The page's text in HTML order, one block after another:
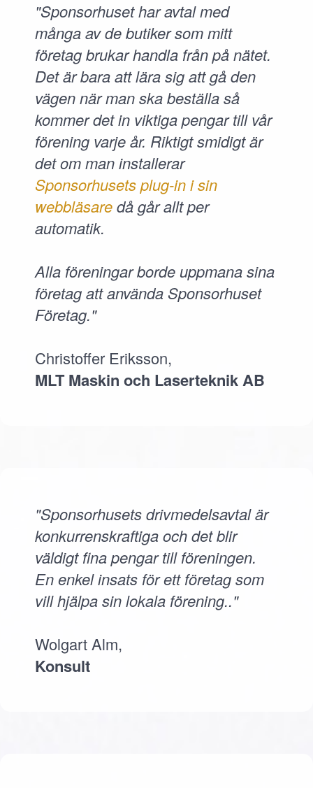
"Sponsorhuset har avtal med
många av de butiker som mitt
företag brukar handla från på nätet.
Det är bara att lära sig att gå den
vägen när man ska beställa så
kommer det in viktiga pengar till vår
förening varje år. Riktigt smidigt är
det om man installerar
Sponsorhusets plug-in i sin
webbläsaredå går allt per
automatik.
Alla föreningar borde uppmana sina
företag att använda Sponsorhuset
Företag."
Christoffer Eriksson,
MLT Maskin och Laserteknik AB
"Sponsorhusets drivmedelsavtal är
konkurrenskraftiga och det blir
väldigt fina pengar till föreningen.
En enkel insats för ett företag som
vill hjälpa sin lokala förening.."
Wolgart Alm,
Konsult